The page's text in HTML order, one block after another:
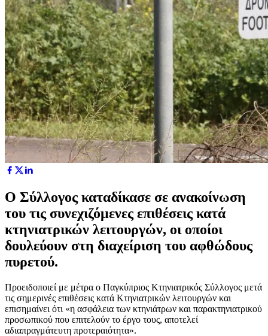
Ο Σύλλογος καταδίκασε σε ανακοίνωση
του τις συνεχιζόμενες επιθέσεις κατά
κτηνιατρικών λειτουργών, οι οποίοι
δουλεύουν στη διαχείριση του αφθώδους
πυρετού.
Προειδοποιεί με μέτρα ο Παγκύπριος Κτηνιατρικός Σύλλογος μετά
τις σημερινές επιθέσεις κατά Κτηνιατρικών λειτουργών και
επισημαίνει ότι «η ασφάλεια των κτηνιάτρων και παρακτηνιατρικού
προσωπικού που επιτελούν το έργο τους, αποτελεί
αδιαπραγμάτευτη προτεραιότητα».